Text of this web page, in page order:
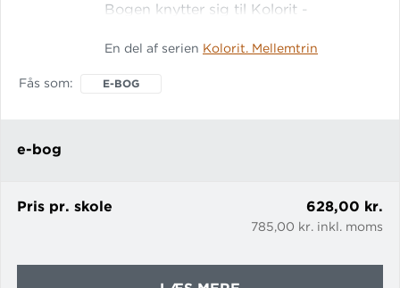
Bogen knytter sig til Kolorit -
giver inspiration og støtte i
En del af serien Kolorit. Mellemtrin
Fås som E-BOG
e-bog
Pris pr. skole 628,00 kr.
785,00 kr. inkl. moms